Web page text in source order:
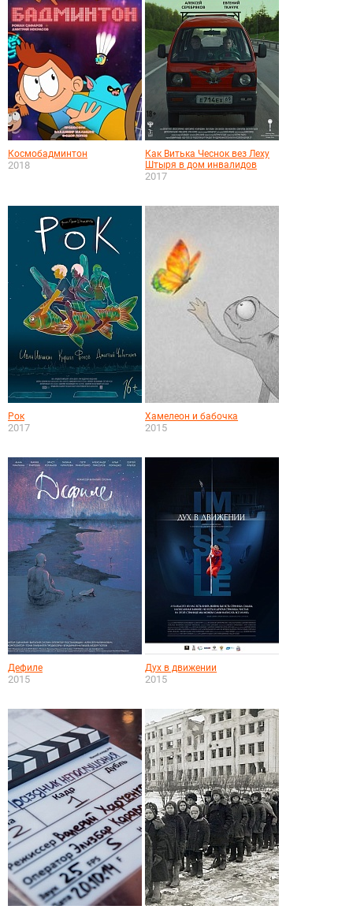
Космобадминтон
2018
Как Витька Чеснок вез Леху
Штыря в дом инвалидов
2017
Рок
2017
Хамелеон и бабочка
2015
Дефиле
2015
Дух в движении
2015